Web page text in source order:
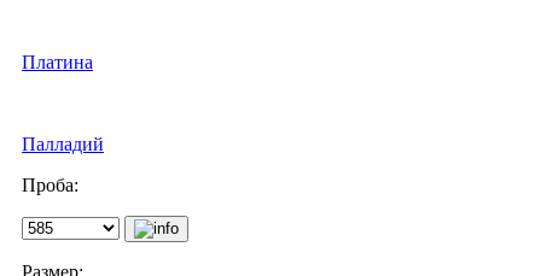
Платина
Палладий
Проба:
Размер: